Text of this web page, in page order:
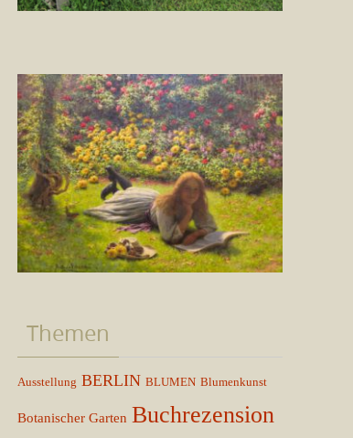
Themen
Ausstellung BERLIN BLUMEN Blumenkunst
Botanischer Garten Buchrezension